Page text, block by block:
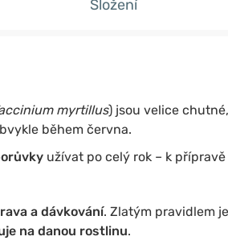
Složení
myrtillus) jsou velice
během června.
užívat po celý rok – k přípravě
a dávkování. Zlatým pravidlem
na danou rostlinu.